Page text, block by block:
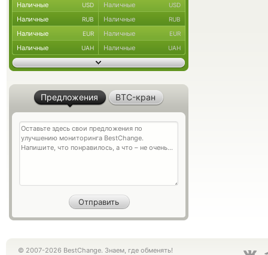
Наличные USD Наличные USD
Наличные RUB Наличные RUB
Наличные EUR Наличные EUR
Наличные UAH Наличные UAH
Предложения BTC-кран
© 2007-2026 BestChange. Знаем, где обменять!